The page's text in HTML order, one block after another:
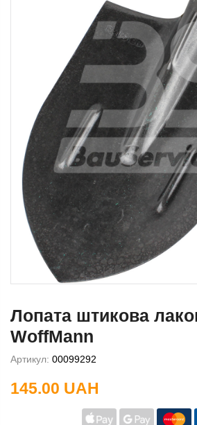
Лопата штикова
WoffMann
Артикул: 00099292
145.00 UAH